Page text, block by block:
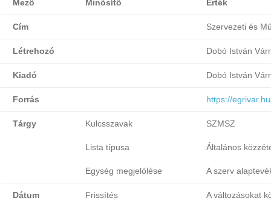
Mező Minősítő Érték
Cím Szervezeti és
Létrehozó Dobó István
Kiadó Dobó István
Forrás https://
Tárgy Kulcsszavak SZMSZ
Lista típusa Általános
Egység megjelölése A szerv
Dátum Frissítés A változásokat